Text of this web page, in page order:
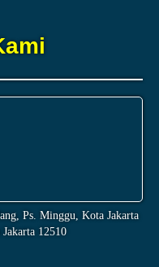
Ps. Minggu, Kota Jakarta
12510